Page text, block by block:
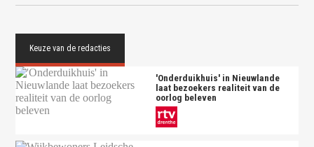
'Onderduikhuis' in Nieuwlande
laat bezoekers realiteit van de
oorlog beleven